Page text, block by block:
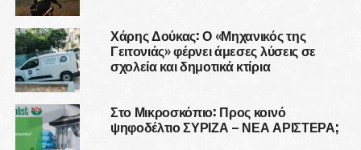
Χάρης Δούκας: Ο «Μηχανικός της
Γειτονιάς» φέρνει άμεσες λύσεις σε
σχολεία και δημοτικά κτίρια
Στο Μικροσκόπιο: Προς κοινό
ψηφοδέλτιο ΣΥΡΙΖΑ – ΝΕΑ ΑΡΙΣΤΕΡΑ;